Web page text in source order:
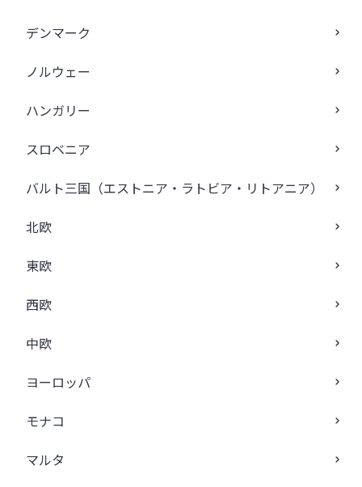
デンマーク
ノルウェー
ハンガリー
スロベニア
バルト三国（エストニア・ラトビア・リトアニア）
北欧
東欧
西欧
中欧
ヨーロッパ
モナコ
マルタ